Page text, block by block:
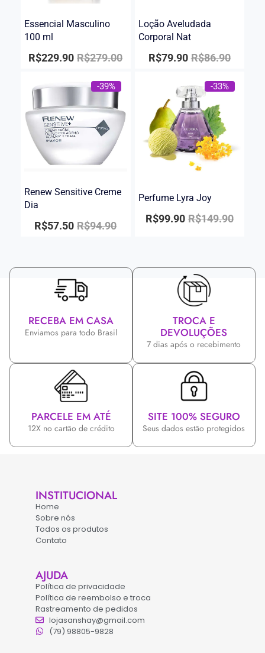
Essencial Masculino
100 ml
R$279.00
R$229.90
Loção Aveludada
Corporal Nat
R$86.90
R$79.90
-39%
Renew Sensitive Creme
Dia
R$94.90
R$57.50
-33%
Perfume Lyra Joy
R$149.90
R$99.90
RECEBA EM CASA
Enviamos para todo Brasil
TROCA E
DEVOLUÇÕES
7 dias após o recebimento
PARCELE EM ATÉ
12X no cartão de crédito
SITE 100% SEGURO
Seus dados estão protegidos
INSTITUCIONAL
Home
Sobre nós
Todos os produtos
Contato
AJUDA
Política de privacidade
Política de reembolso e troca
Rastreamento de pedidos
lojasanshay@gmail.com
(79) 98805-9828